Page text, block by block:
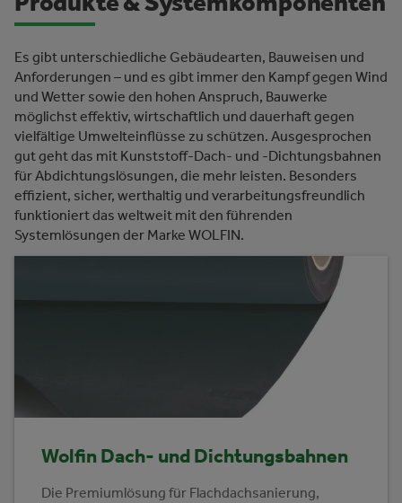
Es gibt unterschiedliche Gebäudearten, Bauweisen und
Anforderungen – und es gibt immer den Kampf gegen Wind
und Wetter sowie den hohen Anspruch, Bauwerke
möglichst effektiv, wirtschaftlich und dauerhaft gegen
vielfältige Umwelteinflüsse zu schützen. Ausgesprochen
gut geht das mit Kunststoff-Dach- und -Dichtungsbahnen
für Abdichtungslösungen, die mehr leisten. Besonders
effizient, sicher, werthaltig und verarbeitungsfreundlich
funktioniert das weltweit mit den führenden
Systemlösungen der Marke WOLFIN.
Wolfin Dach- und Dichtungsbahnen
Die Premiumlösung für Flachdachsanierung,